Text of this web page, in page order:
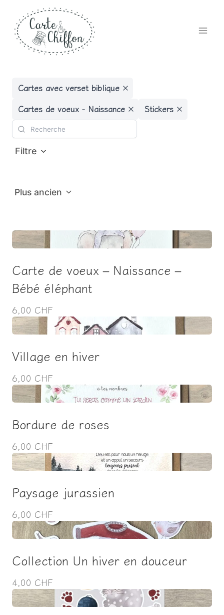
contenu
Cartes avec verset biblique
Cartes de voeux - Naissance
Stickers
Filtre
Plus ancien
Carte de voeux – Naissance –
Bébé éléphant
6,00 CHF
Village en hiver
6,00 CHF
Bordure de roses
6,00 CHF
Paysage jurassien
6,00 CHF
Collection Un hiver en douceur
4,00 CHF